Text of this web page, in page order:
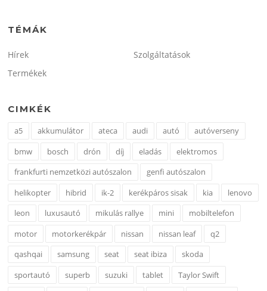
TÉMÁK
Hírek
Szolgáltatások
Termékek
CIMKÉK
a5 akkumulátor ateca audi autó
autóverseny
bmw
bosch drón díj eladás
elektromos
frankfurti nemzetközi autószalon
genfi autószalon
helikopter
hibrid ik-2 kerékpáros sisak kia
lenovo
leon
luxusautó mikulás rallye mini
mobiltelefon
motor
motorkerékpár nissan nissan leaf
q2
qashqai
samsung seat seat ibiza
skoda
sportautó
superb suzuki tablet
Taylor Swift